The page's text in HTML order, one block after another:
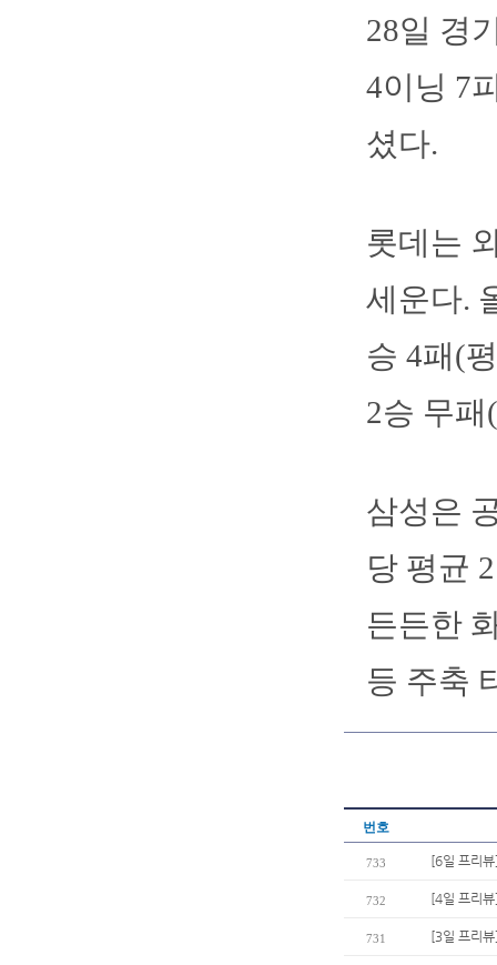
28일 경
4이닝 7
셨다.
롯데는
세운다.
승 4패(
2승 무패
삼성은
당 평균
든든한
등 주축
번호
733 [6일 프리
732 [4일 프리
731 [3일 프리